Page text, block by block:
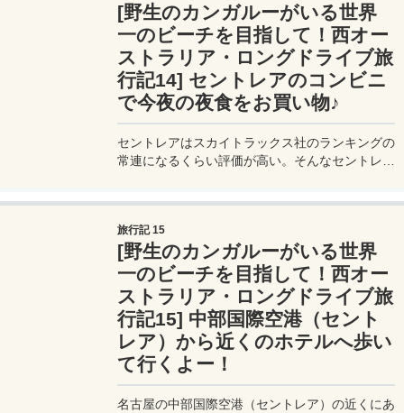
[野生のカンガルーがいる世界
一のビーチを目指して！西オー
ストラリア・ロングドライブ旅
行記14] セントレアのコンビニ
で今夜の夜食をお買い物♪
セントレアはスカイトラックス社のランキングの
常連になるくらい評価が高い。そんなセントレア
旅行記 15
[野生のカンガルーがいる世界
一のビーチを目指して！西オー
ストラリア・ロングドライブ旅
行記15] 中部国際空港（セント
レア）から近くのホテルへ歩い
て行くよー！
名古屋の中部国際空港（セントレア）の近くにあ